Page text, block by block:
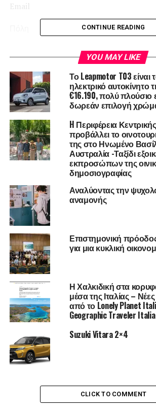
Email
Περισσότερες πληροφορίες για το
βρείτε στο:https://www.tuevents.gr/
festival-thessaly-19/
Σε ότι αφορά το master class που θα
από 30,00€ θα κοστίσει για τους
σπουδαστές της Genius in Gastronomy,
FEATURED
UP NEXT
Αφρός & Φυσαλλίδες: Η ετήσια
απανταχού οινόφιλων!
DON'T MISS
Βιωματικό εργαστήριο για τους
φίλους με θέμα την υγιεινή
CONTINUE READING
YOU MAY LIKE
Το Leapmotor T03 είναι
ηλεκτρικό αυτοκίνητο
€16.190, πολύ πλούσιο
δωρεάν επιλογή
H Περιφέρεια
προβάλλει το
της στο Ηνωμένο
Αυστραλία -Ταξίδι
εκπροσώπων της
δημοσιογραφίας
Αναλύοντας την
αναμονής
Επιστημονική
για μια κυκλική
Η Χαλκιδική στα
μέσα της Ιταλίας –
από το Lonely Planet
Geographic Traveler Italia
Suzuki Vitara 2×4
CLICK TO COMMENT